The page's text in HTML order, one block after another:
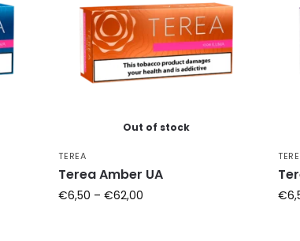
Out of stock
TEREA
Terea Amber UA
€6,50 –€62,00 €